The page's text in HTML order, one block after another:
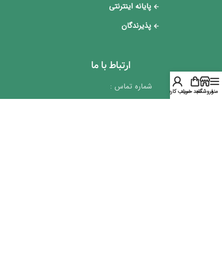
پایانه اینترنتی
پذیرندگان
ارتباط با ما
شماره تماس : منوفروشگاهسبد خرید
حساب کاربری